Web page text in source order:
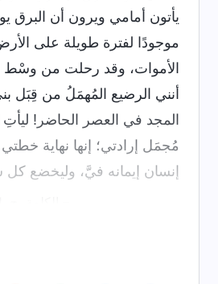
يأتون أمامي ويرون أن
موجودًا لفترة طويلة على
الأموات، وقد رحلت من وسْط
أنني الرضيع المُهمَلُ من قِبَل
المجد في العصر الحاضر!
مُجمَل إرادتي؛ إنها نهاية
إنسان إيمانه فيَّ، وليخضع